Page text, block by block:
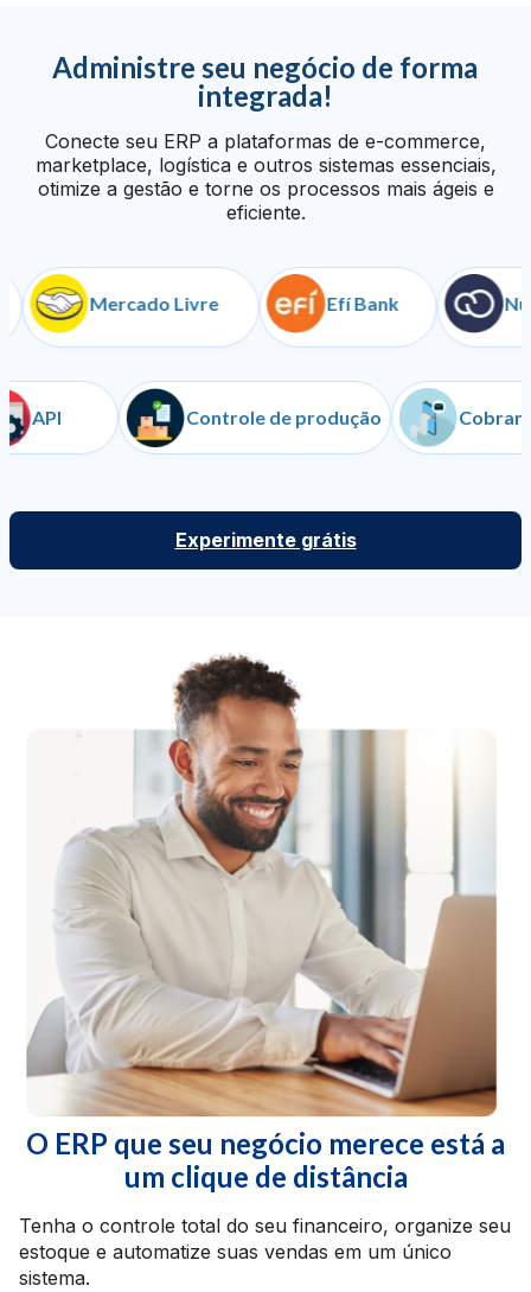
Administre seu negócio de forma
integrada!
Conecte seu ERP a plataformas de e-commerce,
marketplace, logística e outros sistemas essenciais,
otimize a gestão e torne os processos mais ágeis e
eficiente.
Mercado Livre Efí Bank
Controle de produção
Experimente grátis
O ERP que seu negócio merece está a
um clique de distância
Tenha o controle total do seu financeiro, organize seu
estoque e automatize suas vendas em um único
sistema.